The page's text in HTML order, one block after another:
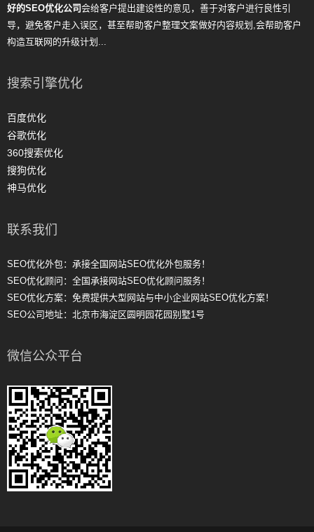
好的SEO优化公司会给客户提出建设性的意见，善于对客户进行良性引
导，避免客户走入误区，甚至帮助客户整理文案做好内容规划,会帮助客户
构造互联网的升级计划...
搜索引擎优化
百度优化
谷歌优化
360搜索优化
搜狗优化
神马优化
联系我们
SEO优化外包：承接全国网站SEO优化外包服务！
SEO优化顾问：全国承接网站SEO优化顾问服务！
SEO优化方案：免费提供大型网站与中小企业网站SEO优化方案！
SEO公司地址：北京市海淀区圆明园花园别墅1号
微信公众平台